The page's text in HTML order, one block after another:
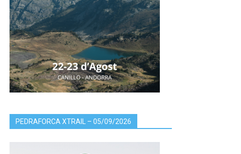
PEDRAFORCA XTRAIL – 05/09/2026